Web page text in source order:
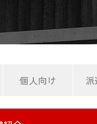
個人向け